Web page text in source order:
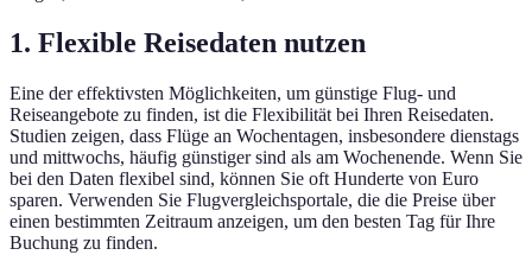
1. Flexible Reisedaten nutzen
Eine der effektivsten Möglichkeiten, um günstige Flug- und
Reiseangebote zu finden, ist die Flexibilität bei Ihren Reisedaten.
Studien zeigen, dass Flüge an Wochentagen, insbesondere dienstags
und mittwochs, häufig günstiger sind als am Wochenende. Wenn Sie
bei den Daten flexibel sind, können Sie oft Hunderte von Euro
sparen. Verwenden Sie Flugvergleichsportale, die die Preise über
einen bestimmten Zeitraum anzeigen, um den besten Tag für Ihre
Buchung zu finden.